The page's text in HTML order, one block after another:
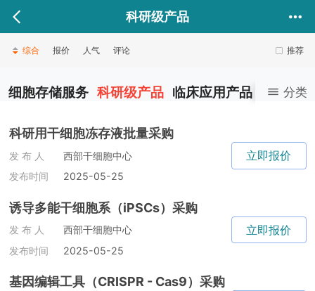
科研级产品
推荐
综合 报价 人气 评论
分类
细胞存储服务 科研级产品 临床应用产品 健康医
科研用干细胞冻存液批量采购
发 布 人
西部干细胞中心
发布时间
2025-05-25
立即报价
诱导多能干细胞系（iPSCs）采购
发 布 人
西部干细胞中心
发布时间
2025-05-25
立即报价
基因编辑工具（CRISPR - Cas9）采购